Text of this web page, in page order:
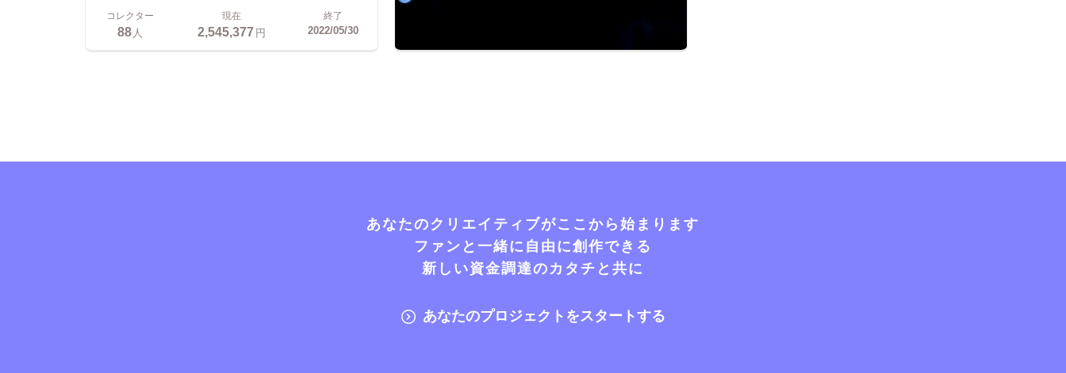
コレクター
88人
現在
2,545,377円
終了
2022/05/30
あなたのクリエイティブがここから始まります
ファンと一緒に自由に創作できる
新しい資金調達のカタチと共に
あなたのプロジェクトをスタートする